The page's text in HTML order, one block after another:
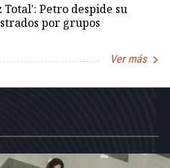
Total': Petro despide su
por grupos
Ver más